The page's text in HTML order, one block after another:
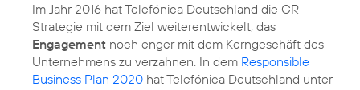
Im Jahr 2016 hat Telefónica Deutschland die CR-
Strategie mit dem Ziel weiterentwickelt, das
Engagement noch enger mit dem Kerngeschäft des
Unternehmens zu verzahnen. In dem Responsible
Business Plan 2020 hat Telefónica Deutschland unter